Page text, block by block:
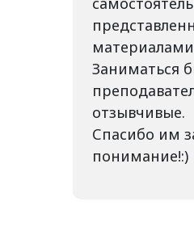
Заниматься
отзывчивые.
Спасибо им
понимание!:)